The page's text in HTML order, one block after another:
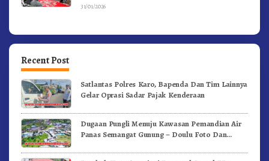
31/01/2026
Recent Post
Satlantas Polres Karo, Bapenda Dan Tim Lainnya
Gelar Oprasi Sadar Pajak Kenderaan
Dugaan Pungli Menuju Kawasan Pemandian Air
Panas Semangat Gunung – Doulu Foto Dan